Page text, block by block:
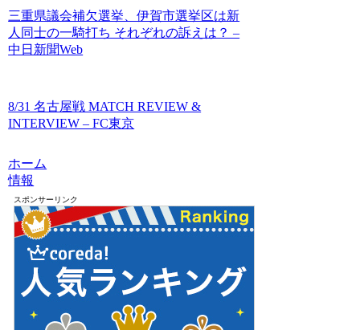
三重県議会補欠選挙、伊賀市選挙区は新
人同士の一騎打ち それぞれの訴えは？ –
中日新聞Web
8/31 名古屋戦 MATCH REVIEW &
INTERVIEW – FC東京
ホーム
情報
スポンサーリンク